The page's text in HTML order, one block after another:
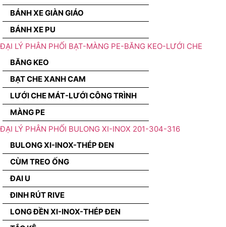
BÁNH XE GIÀN GIÁO
BÁNH XE PU
ĐẠI LÝ PHÂN PHỐI BẠT-MÀNG PE-BĂNG KEO-LƯỚI CHE
BĂNG KEO
BẠT CHE XANH CAM
LƯỚI CHE MÁT-LƯỚI CÔNG TRÌNH
MÀNG PE
ĐẠI LÝ PHÂN PHỐI BULONG XI-INOX 201-304-316
BULONG XI-INOX-THÉP ĐEN
CÙM TREO ỐNG
ĐAI U
ĐINH RÚT RIVE
LONG ĐỀN XI-INOX-THÉP ĐEN